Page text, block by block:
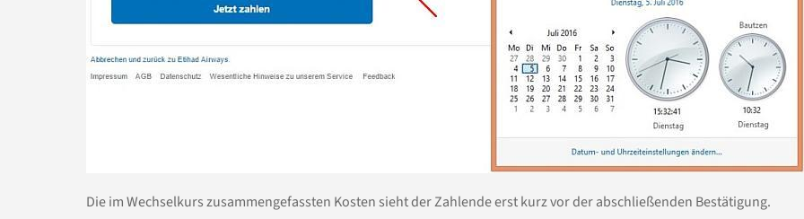
Die im Wechselkurs zusammengefassten Kosten sieht der Zahlende erst kurz vor der abschließenden Bestätigung.